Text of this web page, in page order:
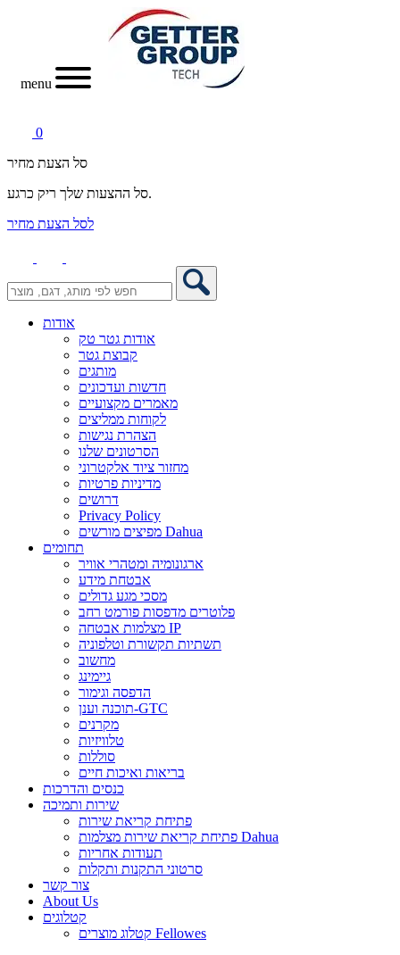
menu
0
סל הצעת מחיר
סל ההצעות שלך ריק כרגע.
לסל הצעת מחיר
אודות
אודות גטר טק
קבוצת גטר
מותגים
חדשות ועדכונים
מאמרים מקצועיים
לקוחות ממליצים
הצהרת נגישות
הסרטונים שלנו
מחזור ציוד אלקטרוני
מדיניות פרטיות
דרושים
Privacy Policy
מפיצים מורשים Dahua
תחומים
ארגונומיה ומטהרי אוויר
אבטחת מידע
מסכי מגע גדולים
פלוטרים מדפסות פורמט רחב
מצלמות אבטחה IP
תשתיות תקשורת וטלפוניה
מחשוב
גיימינג
הדפסה וגימור
תוכנה וענן-GTC
מקרנים
טלוויזיות
סוללות
בריאות ואיכות חיים
כנסים והדרכות
שירות ותמיכה
פתיחת קריאת שירות
פתיחת קריאת שירות מצלמות Dahua
תעודות אחריות
סרטוני התקנות ותקלות
צור קשר
About Us
קטלוגים
קטלוג מוצרים Fellowes